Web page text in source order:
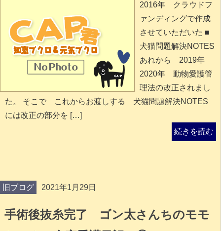
2016年 クラウドフ
ァンディングで作成
させていただいた ■
犬猫問題解決NOTES
あれから 2019年
2020年 動物愛護管
理法の改正されまし
た。 そこで これからお渡しする 犬猫問題解決NOTES
には改正の部分を […]
続きを読む
旧ブログ 2021年1月29日
手術後抜糸完了 ゴン太さんちのモモ